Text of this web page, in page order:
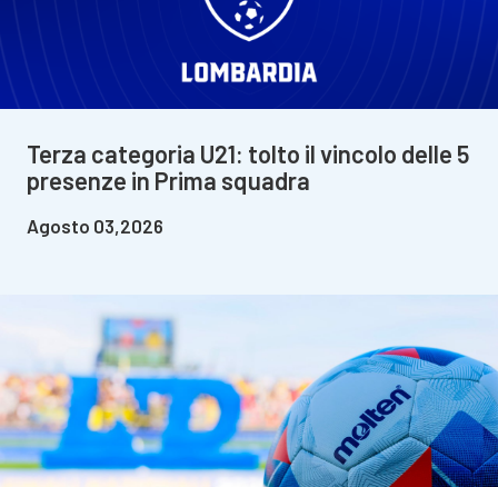
Terza categoria U21: tolto il vincolo delle 5
presenze in Prima squadra
Agosto 03,2026